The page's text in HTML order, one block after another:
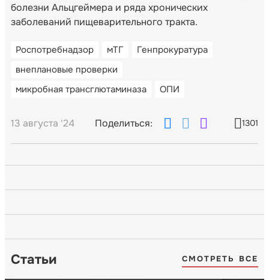
болезни Альцгеймера и ряда хронических
заболеваний пищеварительного тракта.
Роспотребнадзор мТГ
Генпрокуратура
внеплановые проверки
микробная трансглютаминаза
ОПИ
13 августа '24 Поделиться: 1301
Статьи СМОТРЕТЬ ВСЕ